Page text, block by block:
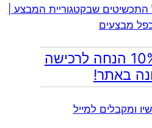
שבקטגוריית המבצע |
מבצעים
קופון מתנה 10% הנחה לרכישה
באתר!
ומקבלים למייל